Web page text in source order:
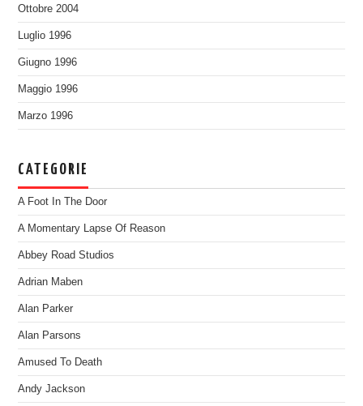
Ottobre 2004
Luglio 1996
Giugno 1996
Maggio 1996
Marzo 1996
CATEGORIE
A Foot In The Door
A Momentary Lapse Of Reason
Abbey Road Studios
Adrian Maben
Alan Parker
Alan Parsons
Amused To Death
Andy Jackson